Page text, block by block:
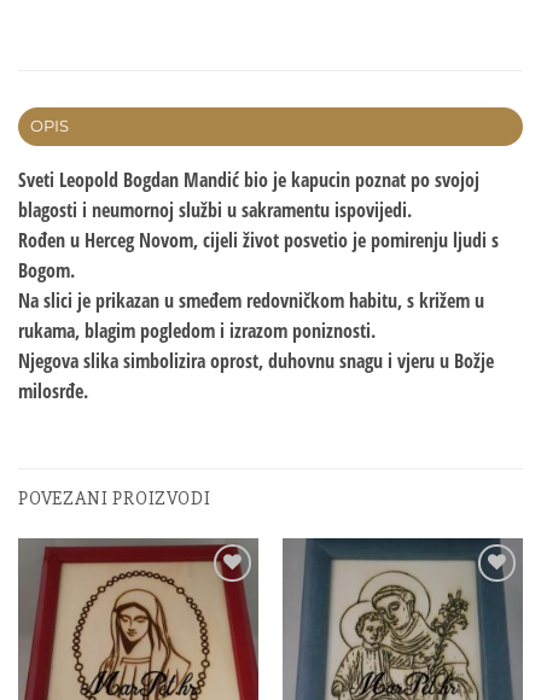
OPIS
Sveti Leopold Bogdan Mandić bio je kapucin poznat po svojoj
blagosti i neumornoj službi u sakramentu ispovijedi.
Rođen u Herceg Novom, cijeli život posvetio je pomirenju ljudi s
Bogom.
Na slici je prikazan u smeđem redovničkom habitu, s križem u
rukama, blagim pogledom i izrazom poniznosti.
Njegova slika simbolizira oprost, duhovnu snagu i vjeru u Božje
milosrđe.
POVEZANI PROIZVODI